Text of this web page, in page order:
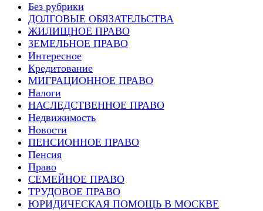
Без рубрики
ДОЛГОВЫЕ ОБЯЗАТЕЛЬСТВА
ЖИЛИЩНОЕ ПРАВО
ЗЕМЕЛЬНОЕ ПРАВО
Интересное
Кредитование
МИГРАЦИОННОЕ ПРАВО
Налоги
НАСЛЕДСТВЕННОЕ ПРАВО
Недвижимость
Новости
ПЕНСИОННОЕ ПРАВО
Пенсия
Право
СЕМЕЙНОЕ ПРАВО
ТРУДОВОЕ ПРАВО
ЮРИДИЧЕСКАЯ ПОМОЩЬ В МОСКВЕ